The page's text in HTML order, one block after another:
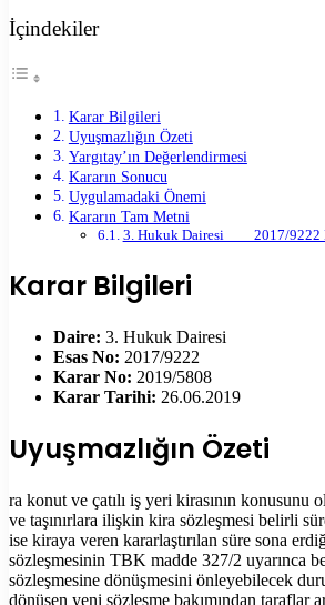
İçindekiler
Karar Bilgileri
Uyuşmazlığın Özeti
Yargıtay’ın Değerlendirmesi
Kararın Sonucu
Uygulamadaki Önemi
Kararın Tam Metni
3. Hukuk Dairesi 2017/9222
Karar Bilgileri
Daire: 3. Hukuk Dairesi
Esas No: 2017/9222
Karar No: 2019/5808
Karar Tarihi: 26.06.2019
Uyuşmazlığın Özeti
ra konut ve çatılı iş yeri kirasının konusunu
ve taşınırlara ilişkin kira sözleşmesi belirli
ise kiraya veren kararlaştırılan süre sona
sözleşmesinin TBK madde 327/2 uyarınca
sözleşmesine dönüşmesini önleyebilecek
dönüşen yeni sözleşme bakımından taraflar